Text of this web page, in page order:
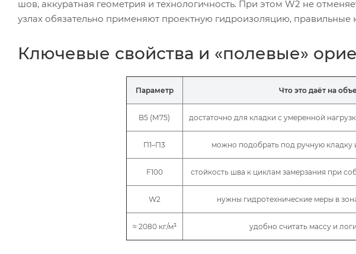
шов, аккуратная геометрия и технологичность. При этом W2 не
узлах обязательно применяют проектную гидроизоляцию,
Ключевые свойства и «полевые»
Параметр Что это даёт на
B5 (М75) достаточно для кладки с умеренной
П1–П3 можно подобрать под ручную кладку
F100 стойкость шва к циклам замерзания при
W2 нужны гидротехнические меры в
≈ 2080 кг/м³ удобно считать массу и